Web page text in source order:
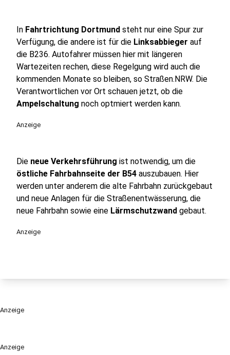
Anzeige
In Fahrtrichtung Dortmund steht nur eine Spur zur
Verfügung, die andere ist für die Linksabbieger auf
die B236. Autofahrer müssen hier mit längeren
Wartezeiten rechen, diese Regelgung wird auch die
kommenden Monate so bleiben, so Straßen.NRW. Die
Verantwortlichen vor Ort schauen jetzt, ob die
Ampelschaltung noch optmiert werden kann.
Anzeige
Die neue Verkehrsführung ist notwendig, um die
östliche Fahrbahnseite der B54 auszubauen. Hier
werden unter anderem die alte Fahrbahn zurückgebaut
und neue Anlagen für die Straßenentwässerung, die
neue Fahrbahn sowie eine Lärmschutzwand gebaut.
Anzeige
Anzeige